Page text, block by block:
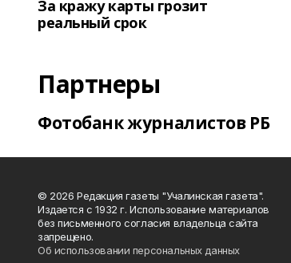
За кражу карты грозит
реальный срок
Партнеры
Фотобанк журналистов РБ
© 2026 Редакция газеты "Учалинская газета".
Издается с 1932 г. Использование материалов
без письменного согласия владельца сайта
запрещено.
Об использовании персональных данных